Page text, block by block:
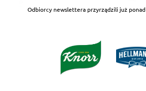
Odbiorcy newslettera przyrządzili już ponad